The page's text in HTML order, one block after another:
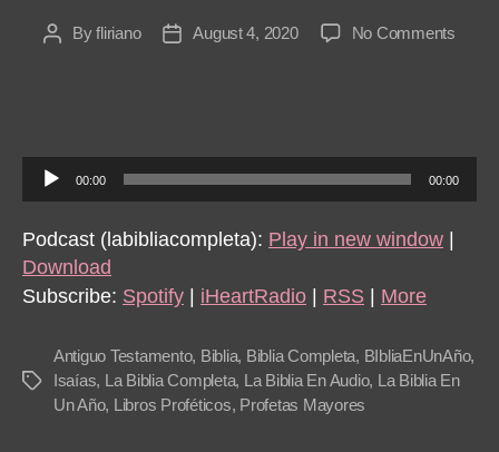
PostByfliriano
PostAugust 4, 2020 No Commentson
20
u
d
i
o
a
00:00 00:00
Podcast (labibliacompleta): Play in new window
Download
Subscribe: Spotify iHeartRadio RSS More
Tags
Antiguo Testamento, Biblia, Biblia Completa, BIbliaEnUnAño,
Isaías, La Biblia Completa, La Biblia En Audio, La Biblia En
Un Año, Libros Proféticos, Profetas Mayores